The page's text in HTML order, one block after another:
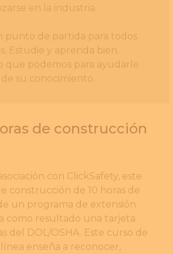
en la industria.
punto de partida para todos
Estudie y aprenda bien.
que podemos para ayudarle
su conocimiento.
de construcción
con ClickSafety, este
construcción de 10 horas de
un programa de extensión
como resultado una tarjeta
del DOL/OSHA. Este curso de
enseña a reconocer,